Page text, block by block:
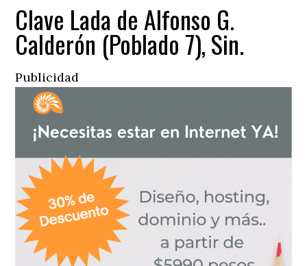
Clave Lada de Alfonso G.
Calderón (Poblado 7), Sin.
Publicidad